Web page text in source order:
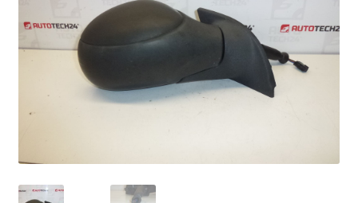
O nas